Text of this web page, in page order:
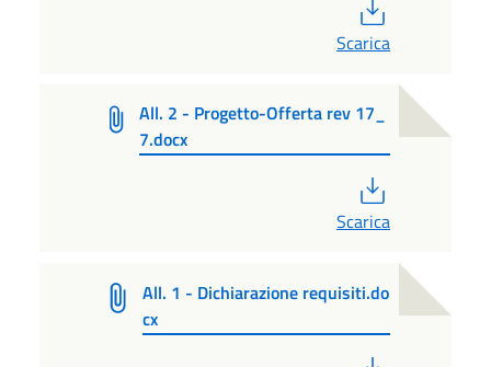
Scarica
All. 2 - Progetto-Offerta rev 17_
7.docx
Scarica
All. 1 - Dichiarazione requisiti.do
cx